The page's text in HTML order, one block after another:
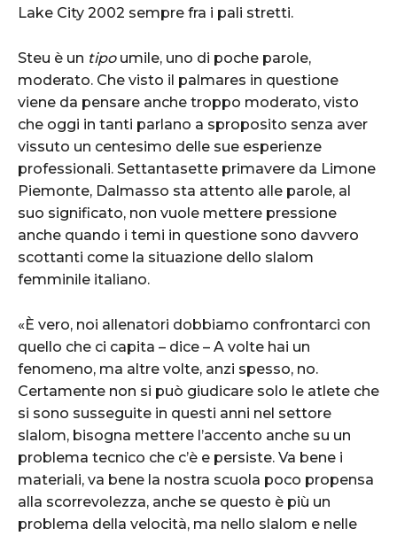
Lake City 2002 sempre fra i pali stretti.
Steu è un tipoumile, uno di poche parole,
moderato. Che visto il palmares in questione
viene da pensare anche troppo moderato, visto
che oggi in tanti parlano a sproposito senza aver
vissuto un centesimo delle sue esperienze
professionali. Settantasette primavere da Limone
Piemonte, Dalmasso sta attento alle parole, al
suo significato, non vuole mettere pressione
anche quando i temi in questione sono davvero
scottanti come la situazione dello slalom
femminile italiano.
«È vero, noi allenatori dobbiamo confrontarci con
quello che ci capita – dice – A volte hai un
fenomeno, ma altre volte, anzi spesso, no.
Certamente non si può giudicare solo le atlete che
si sono susseguite in questi anni nel settore
slalom, bisogna mettere l’accento anche su un
problema tecnico che c’è e persiste. Va bene i
materiali, va bene la nostra scuola poco propensa
alla scorrevolezza, anche se questo è più un
problema della velocità, ma nello slalom e nelle